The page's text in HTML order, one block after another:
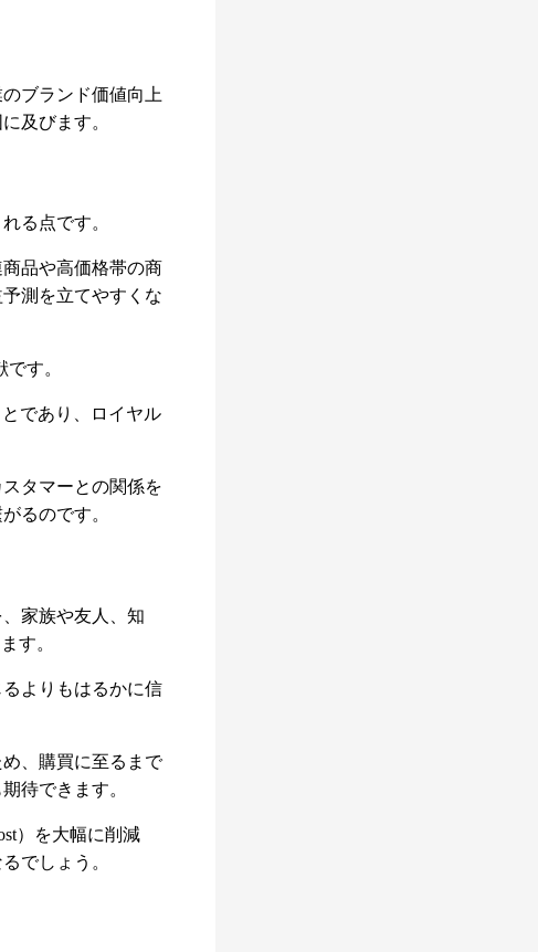
ブランド価値向上
及びます。
る点です。
品や高価格帯の商
測を立てやすくな
す。
であり、ロイヤル
タマーとの関係を
るのです。
家族や友人、知
す。
よりもはるかに信
、購買に至るまで
待できます。
）を大幅に削減
でしょう。